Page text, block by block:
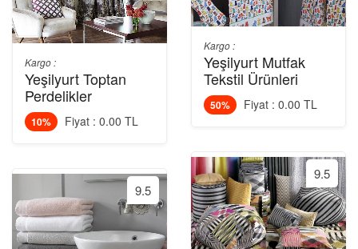
Kargo :
Yeşilyurt Toptan
Perdelikler
10% Fiyat : 0.00 TL
9.5
Kargo :
Yeşilyurt Mutfak
Tekstil Ürünleri
50% Fiyat : 0.00 TL
9.5